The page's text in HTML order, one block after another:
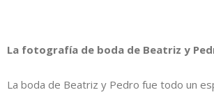
La fotografía de boda de Beatriz y
La boda de Beatriz y Pedro fue todo un